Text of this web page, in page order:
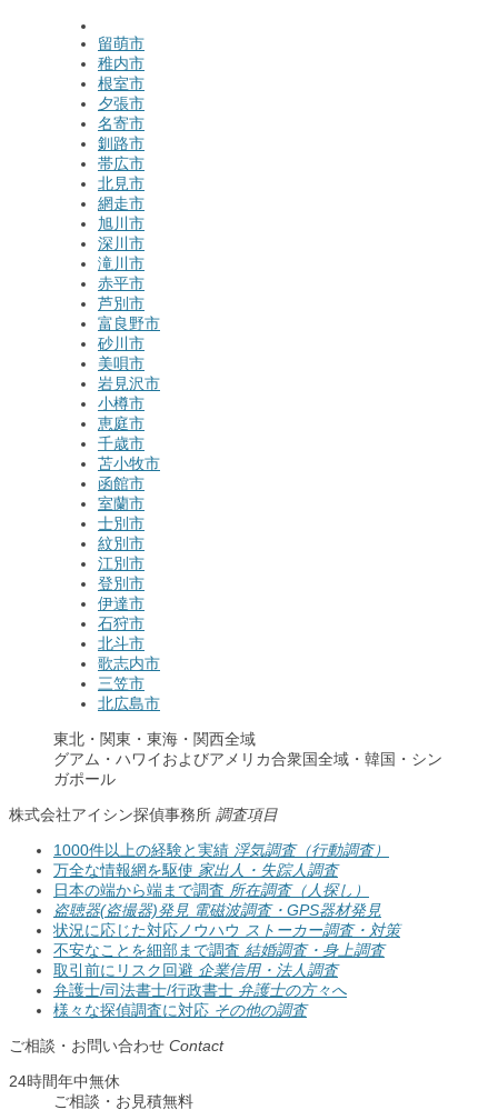
留萌市
稚内市
根室市
夕張市
名寄市
釧路市
帯広市
北見市
網走市
旭川市
深川市
滝川市
赤平市
芦別市
富良野市
砂川市
美唄市
岩見沢市
小樽市
恵庭市
千歳市
苫小牧市
函館市
室蘭市
士別市
紋別市
江別市
登別市
伊達市
石狩市
北斗市
歌志内市
三笠市
北広島市
東北・関東・東海・関西全域
グアム・ハワイおよびアメリカ合衆国全域・韓国・シン
ガポール
株式会社アイシン探偵事務所 調査項目
1000件以上の経験と実績 浮気調査（行動調査）
万全な情報網を駆使 家出人・失踪人調査
日本の端から端まで調査 所在調査（人探し）
盗聴器(盗撮器)発見 電磁波調査・GPS器材発見
状況に応じた対応ノウハウ ストーカー調査・対策
不安なことを細部まで調査 結婚調査・身上調査
取引前にリスク回避 企業信用・法人調査
弁護士/司法書士/行政書士 弁護士の方々へ
様々な探偵調査に対応 その他の調査
ご相談・お問い合わせ Contact
24時間年中無休
ご相談 ・ お見積無料